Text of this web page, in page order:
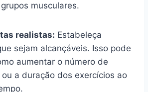
musculares.
realistas: Estabeleça
sejam alcançáveis. Isso pode
aumentar o número de
a duração dos exercícios ao